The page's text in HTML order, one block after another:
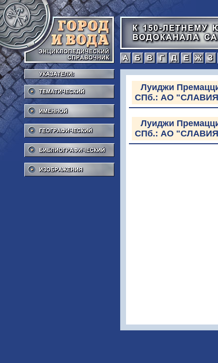
Тематический
Именной
Географический
Библиографический
а б в г
Луиджи
СПб.: АО
Луиджи
СПб.: АО